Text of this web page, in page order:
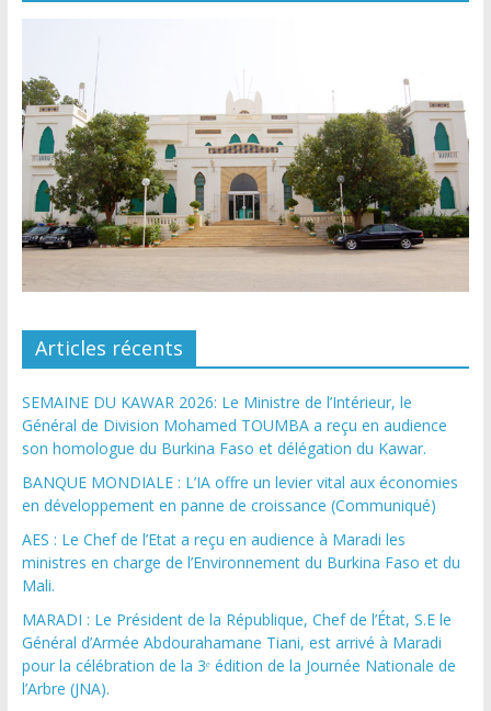
Articles récents
SEMAINE DU KAWAR 2026: Le Ministre de l’Intérieur, le
Général de Division Mohamed TOUMBA a reçu en audience
son homologue du Burkina Faso et délégation du Kawar.
BANQUE MONDIALE : L’IA offre un levier vital aux économies
en développement en panne de croissance (Communiqué)
AES : Le Chef de l’Etat a reçu en audience à Maradi les
ministres en charge de l’Environnement du Burkina Faso et du
Mali.
MARADI : Le Président de la République, Chef de l’État, S.E le
Général d’Armée Abdourahamane Tiani, est arrivé à Maradi
pour la célébration de la 3ᵉ édition de la Journée Nationale de
l’Arbre (JNA).